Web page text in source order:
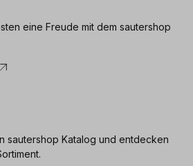
eine Freude mit dem sautershop
sautershop Katalog und entdecken